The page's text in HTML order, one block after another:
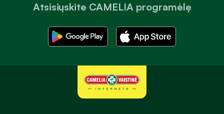
Atsisiųskite CAMELIA programėlę